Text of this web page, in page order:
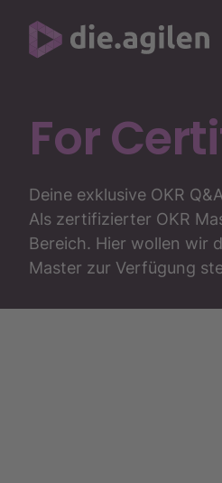
For
Deine exklusive OKR
Als zertifizierter OKR
Bereich. Hier wollen wir
Master zur Verfügung